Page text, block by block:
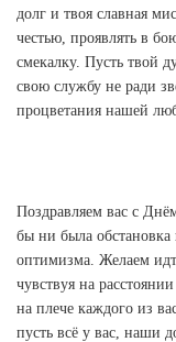
долг и твоя славная
честью, проявлять в
смекалку. Пусть твой
свою службу не ради
процветания нашей
Поздравляем вас с
бы ни была
оптимизма. Желаем
чувствуя на
на плече каждого из
пусть всё у вас, наши